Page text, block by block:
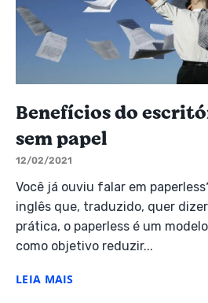
Benefícios do
sem papel
12/02/2021
Você já ouviu falar em
inglês que, traduzido, quer dizer
prática, o paperless é um
como objetivo reduzir...
LEIA MAIS